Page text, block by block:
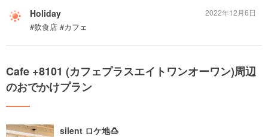
Holiday
#飲食店 #カフェ
2022年12月6日
Cafe +8101 (カフェプラスエイトワンオーワン)周辺
のおでかけプラン
silent ロケ地🍮